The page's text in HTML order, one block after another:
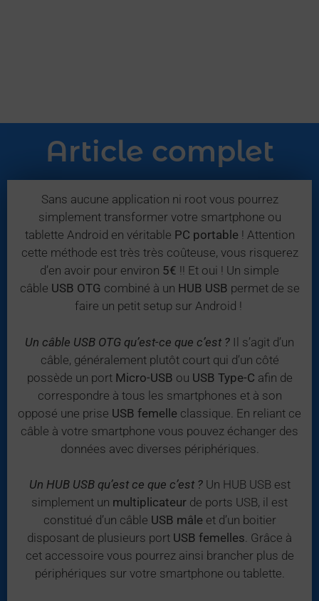
Article complet
Sans aucune application ni root vous pourrez
simplement transformer votre smartphone ou
tablette Android en véritable PC portable ! Attention
cette méthode est très très coûteuse, vous risquerez
d’en avoir pour environ 5€ !! Et oui ! Un simple
câble USB OTG combiné à un HUB USB permet de se
faire un petit setup sur Android !
Un câble USB OTG qu’est-ce que c’est ? Il s’agit d’un
câble, généralement plutôt court qui d’un côté
possède un port Micro-USB ou USB Type-C afin de
correspondre à tous les smartphones et à son
opposé une prise USB femelle classique. En reliant ce
câble à votre smartphone vous pouvez échanger des
données avec diverses périphériques.
Un HUB USB qu’est ce que c’est ?Un HUB USB est
simplement un multiplicateur de ports USB, il est
constitué d’un câble USB mâle et d’un boitier
disposant de plusieurs port USB femelles. Grâce à
cet accessoire vous pourrez ainsi brancher plus de
périphériques sur votre smartphone ou tablette.